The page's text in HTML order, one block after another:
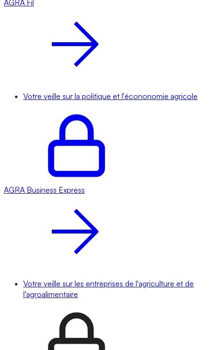
AGRA Fil
Votre veille sur la politique et l'écononomie agricole
AGRA Business Express
Votre veille sur les entreprises de l'agriculture et de
l'agroalimentaire